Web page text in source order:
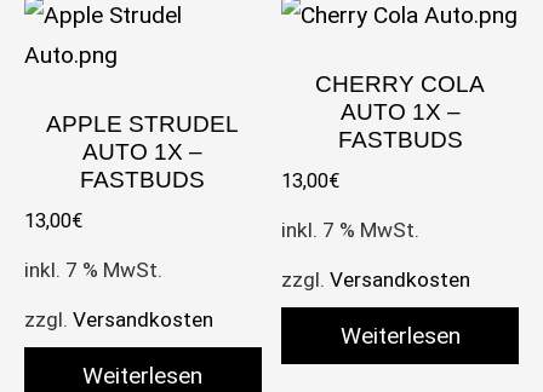
APPLE STRUDEL
AUTO 1X –
FASTBUDS
13,00€
inkl. 7 % MwSt.
zzgl. Versandkosten
Weiterlesen
CHERRY COLA
AUTO 1X –
FASTBUDS
13,00€
inkl. 7 % MwSt.
zzgl.Versandkosten
Weiterlesen